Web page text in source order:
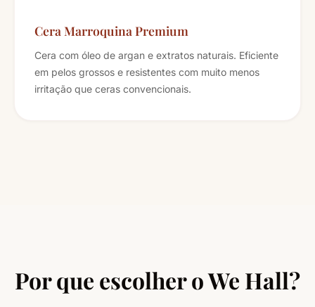
Cera Marroquina Premium
Cera com óleo de argan e extratos naturais. Eficiente
em pelos grossos e resistentes com muito menos
irritação que ceras convencionais.
Por que escolher o We Hall?